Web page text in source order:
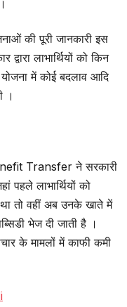
की पूरी जानकारी इस
लाभार्थियों को किन
में कोई बदलाव आदि
।
Transfer ने सरकारी
लाभार्थियों को
तो वहीं अब उनके खाते में
भेज दी जाती है ।
के मामलों में काफी कमी